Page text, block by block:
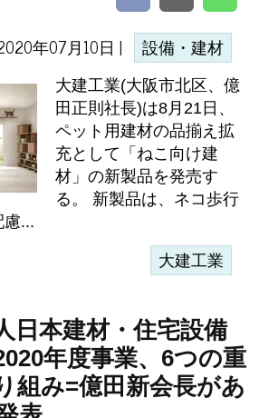
年07月10日 | 設備・建材
大建工業(大阪市北区、億
田正則社長)は8月21日、
ペット用建材の品揃え拡
充として「ねこ向け建
材」の新製品を発売す
る。 新製品は、ネコ歩行
慮...
大建工業
日本建材・住宅設備
年度事業、6つの重
組み=億田新会長があ